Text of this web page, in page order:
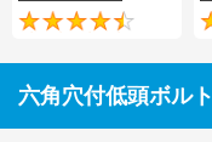
六角穴付低頭ボル